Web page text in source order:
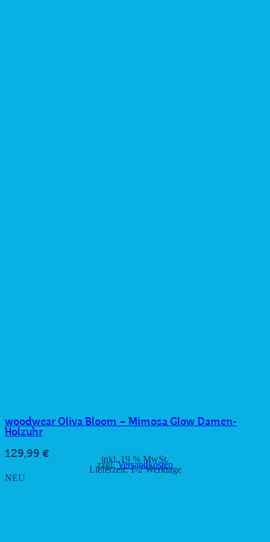
woodwear Oliva Bloom – Mimosa Glow Damen-
Holzuhr
129,99 € inkl. 19 % MwSt.
zzgl.Versandkosten
Lieferzeit:1-2 Werktage
NEU